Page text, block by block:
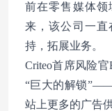
前在零售媒体领
来，该公司一直
持，拓展业务。
Criteo首席风险
“巨大的解锁
站上更多的广告供